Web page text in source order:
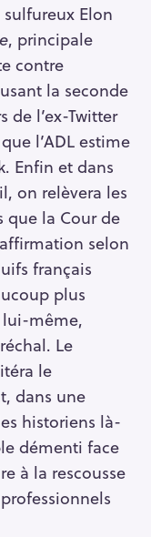
Elon
, principale
contre
la seconde
de l’ex-Twitter
l’ADL estime
Enfin et dans
on relèvera les
que la Cour de
selon
français
plus
lui-même,
Le
le
dans une
historiens là-
démenti face
à la rescousse